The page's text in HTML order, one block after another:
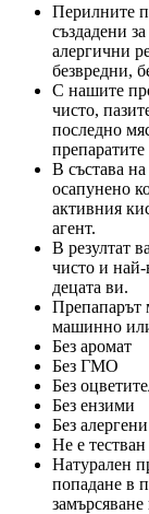
Перилните
създадени
алергични
безвредни,
С нашите
чисто,
последно
В състава
осапунено
активния
агент.
В резултат
чисто и най-
децата ви.
Препапарът
машинно
Без аромат
Без ГМО
Без
Без ензими
Без алергени
Не е
Натурален
попадане в
замърсяване